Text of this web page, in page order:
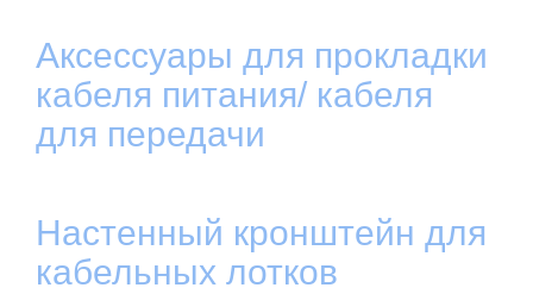
Аксессуары для прокладки
кабеля питания/ кабеля
для передачи
Настенный кронштейн для
кабельных лотков